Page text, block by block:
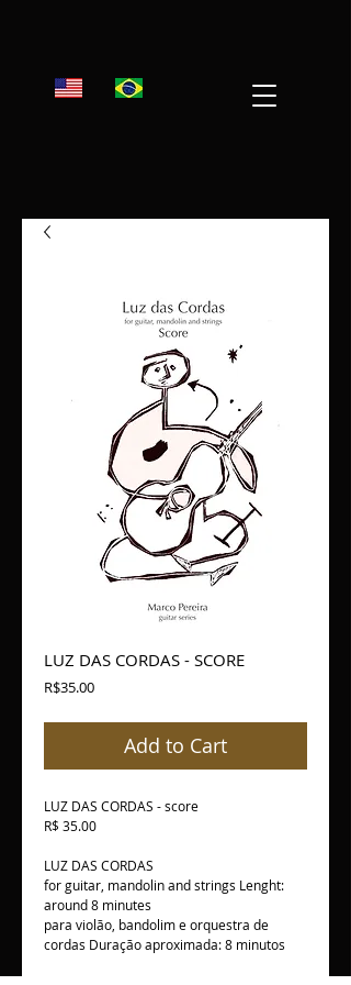
LUZ DAS CORDAS - SCORE
R$35.00Price
Add to Cart
LUZ DAS CORDAS - score
R$ 35.00
LUZ DAS CORDAS
for guitar, mandolin and strings Lenght:
around 8 minutes
para violão, bandolim e orquestra de
cordas Duração aproximada: 8 minutos